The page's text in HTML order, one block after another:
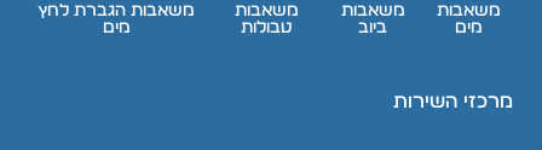
מרכזי השירות
משאבות
מים
משאבות
ביוב
משאבות
טבולות
משאבות הגברת לחץ
מים